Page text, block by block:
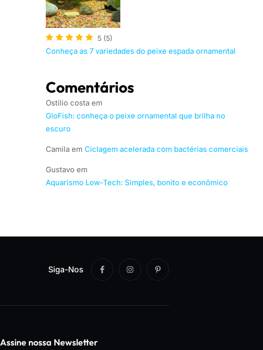
5 (5)
Conheça as 7 variedades do peixe espada ornamental
Comentários
Ostilio costa em
GloFish: conheça o peixe ornamental que brilha no
escuro
Camila em Ciclagem acelerada com bactérias comerciais
Gustavo em
Aquarismo Low-Tech: Simples, bonito e econômico
Siga-Nos
Assine nossa Newsletter